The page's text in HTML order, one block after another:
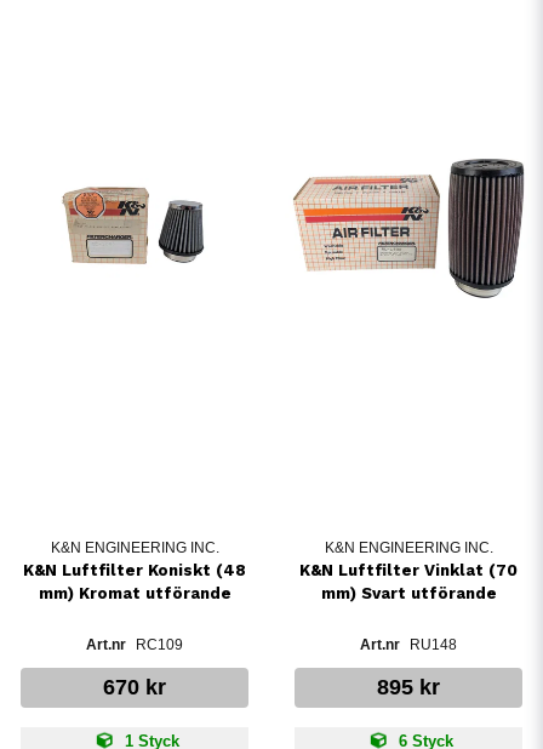
K&N ENGINEERING INC.
K&N Luftfilter Koniskt (48
mm) Kromat utförande
RC109
670 kr
1 Styck
K&N ENGINEERING INC.
K&N Luftfilter Vinklat (70
mm) Svart utförande
RU148
895 kr
6 Styck